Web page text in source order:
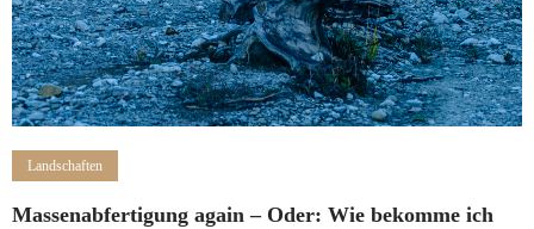
Landschaften
Massenabfertigung again – Oder: Wie bekomme ich